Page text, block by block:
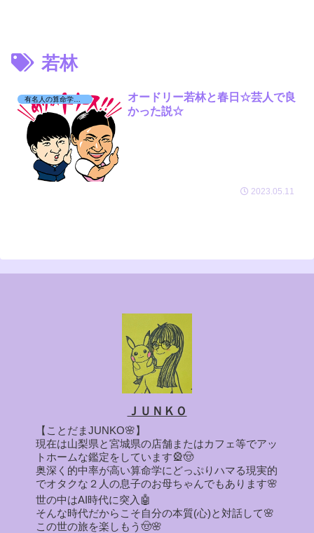
若林
有名人の算命学日記☆
オードリー若林と春日☆芸人で良
かった説☆
2023.05.11
ＪＵＮＫＯ
【ことだまJUNKO🌸】
現在は山梨県と宮城県の店舗またはカフェ等でアッ
トホームな鑑定をしています🎡🤠
奥深く的中率が高い算命学にどっぷりハマる現実的
でオタクな２人の息子のお母ちゃんでもあります🌸
世の中はAI時代に突入🤖
そんな時代だからこそ自分の本質(心)と対話して🌸
この世の旅を楽しもう🤠🌸